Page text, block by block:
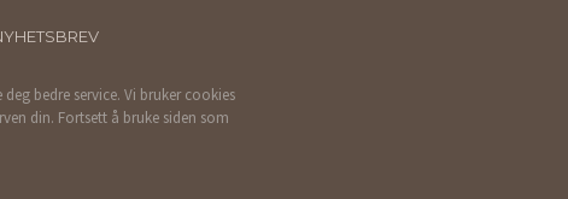
bedre service. Vi bruker cookies
din. Fortsett å bruke siden som